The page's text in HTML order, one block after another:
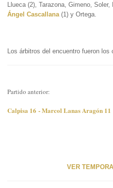
Llueca (2), Tarazona, Gimeno, Soler,
Ángel Cascallana (1) y Ortega.
Los árbitros del encuentro fueron los
Partido anterior:
Calpisa 16 - Marcol Lanas Aragón 11
VER